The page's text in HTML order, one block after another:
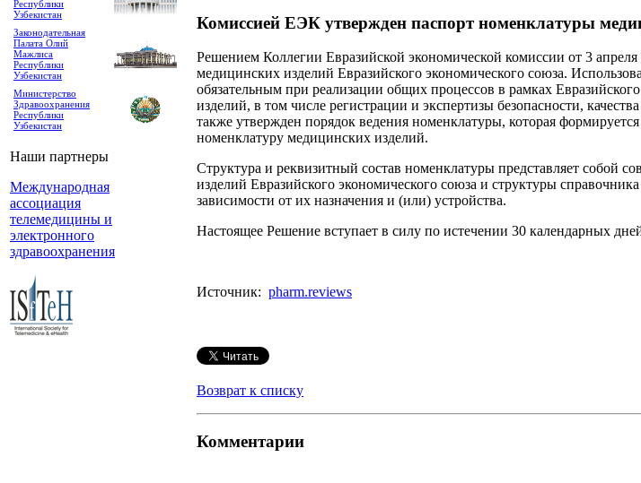
Республики
Узбекистан
Законодательная
Палата Олий
Мажлиса
Республики
Узбекистан
Министерство
Здравоохранения
Республики
Узбекистан
Наши партнеры
Международная
ассоциация
телемедицины и
электронного
здравоохранения
Комиссией ЕЭК утвержден паспорт номенклатуры
Решением Коллегии Евразийской экономической комиссии от 3
медицинских изделий Евразийского экономического союза.
обязательным при реализации общих процессов в рамках
изделий, в том числе регистрации и экспертизы безопасности,
также утвержден порядок ведения номенклатуры, которая
номенклатуру медицинских изделий.
Структура и реквизитный состав номенклатуры представляет собой
изделий Евразийского экономического союза и структуры
зависимости от их назначения и (или) устройства.
Настоящее Решение вступает в силу по истечении 30 календарных
Источник: pharm.reviews
Возврат к списку
Комментарии